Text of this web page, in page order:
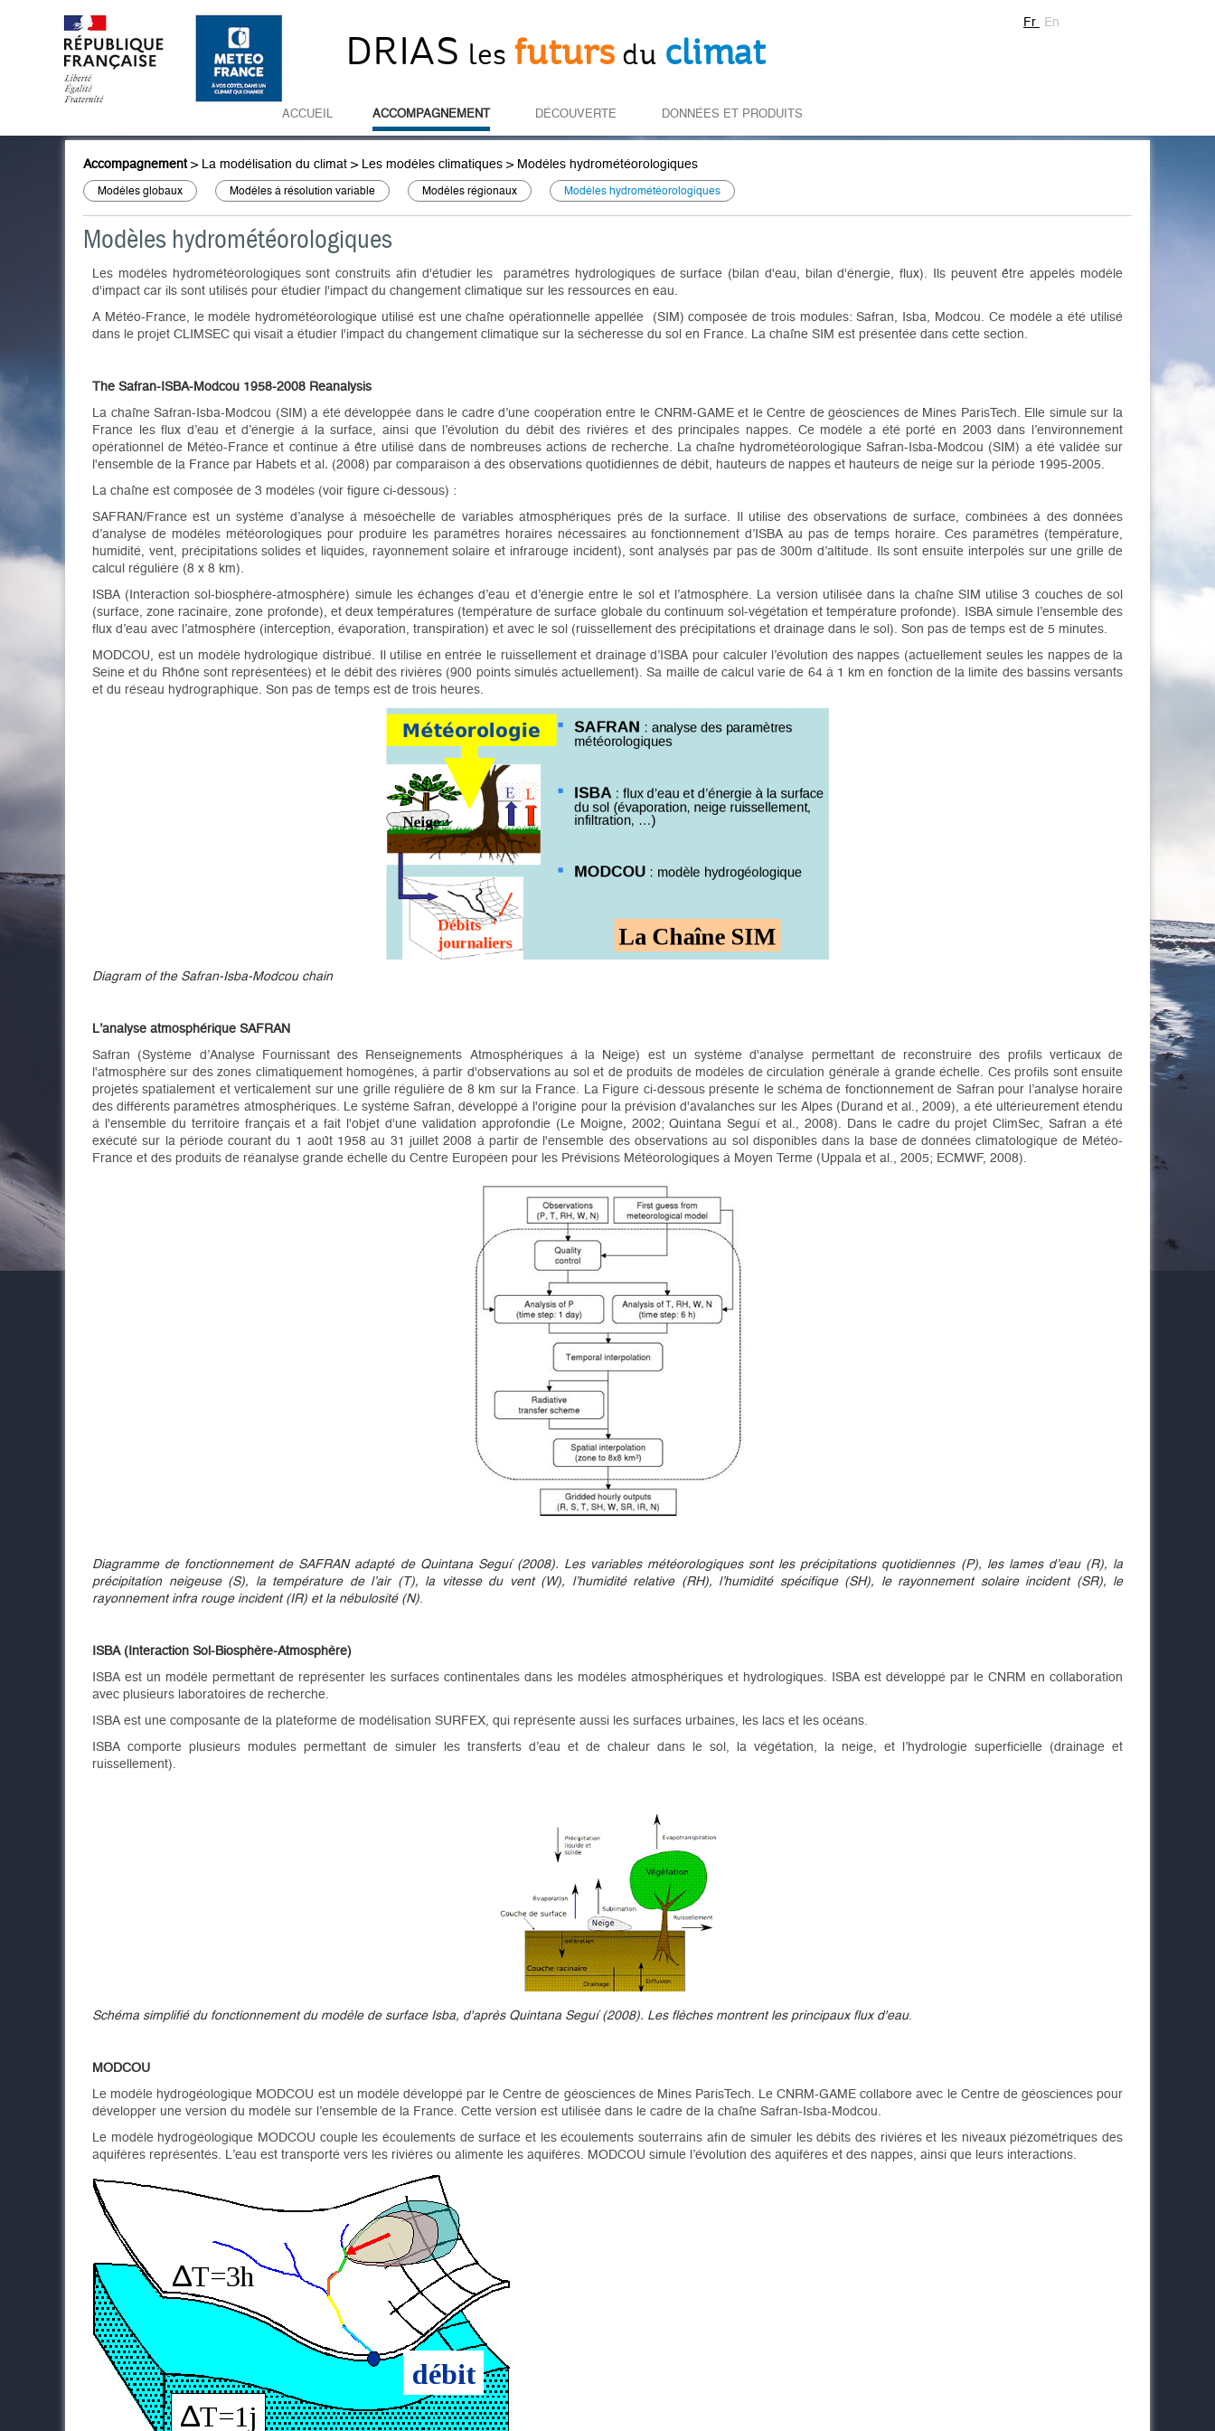
DRIAS les futurs du climat
Fr En
ACCUEIL ACCOMPAGNEMENT DÉCOUVERTE DONNÉES ET PRODUITS
Accompagnement> La modélisation du climat > Les modèles climatiques > Modèles hydrométéorologiques
Modèles globaux Modèles à résolution variable Modèles régionaux Modèles hydrométéorologiques
Modèles hydrométéorologiques
Les modèles hydrométéorologiques sont construits afin d'étudier les paramètres hydrologiques de surface (bilan d'eau, bilan d'énergie, flux). Ils peuvent être appelés modèle
d'impact car ils sont utilisés pour étudier l'impact du changement climatique sur les ressources en eau.
A Météo-France, le modèle hydrométéorologique utilisé est une chaîne opérationnelle appellée (SIM) composée de trois modules: Safran, Isba, Modcou. Ce modèle a été utilisé
dans le projet CLIMSEC qui visait a étudier l'impact du changement climatique sur la sécheresse du sol en France. La chaîne SIM est présentée dans cette section.
The Safran- ISBA-Modcou 1958-2008 Reanalysis
La chaîne Safran-Isba-Modcou (SIM) a été développée dans le cadre d’une coopération entre le CNRM-GAME et le Centre de géosciences de Mines ParisTech. Elle simule sur la
France les flux d’eau et d’énergie à la surface, ainsi que l’évolution du débit des rivières et des principales nappes. Ce modèle a été porté en 2003 dans l’environnement
opérationnel de Météo-France et continue à être utilisé dans de nombreuses actions de recherche. La chaîne hydrométéorologique Safran-Isba-Modcou (SIM) a été validée sur
l'ensemble de la France par Habets et al . (2008) par comparaison à des observations quotidiennes de débit, hauteurs de nappes et hauteurs de neige sur la période 1995-2005.
La chaîne est composée de 3 modèles (voir figure ci-dessous) :
SAFRAN/France est un système d’analyse à mésoéchelle de variables atmosphériques près de la surface. Il utilise des observations de surface, combinées à des données
d’analyse de modèles météorologiques pour produire les paramètres horaires nécessaires au fonctionnement d’ISBA au pas de temps horaire. Ces paramètres (température,
humidité, vent, précipitations solides et liquides, rayonnement solaire et infrarouge incident), sont analysés par pas de 300m d’altitude. Ils sont ensuite interpolés sur une grille de
calcul régulière (8 x 8 km).
ISBA (Interaction sol-biosphère-atmosphère) simule les échanges d’eau et d’énergie entre le sol et l’atmosphère. La version utilisée dans la chaîne SIM utilise 3 couches de sol
(surface, zone racinaire, zone profonde), et deux températures (température de surface globale du continuum sol-végétation et température profonde). ISBA simule l’ensemble des
flux d’eau avec l’atmosphère (interception, évaporation, transpiration) et avec le sol (ruissellement des précipitations et drainage dans le sol). Son pas de temps est de 5 minutes.
MODCOU, est un modèle hydrologique distribué. Il utilise en entrée le ruissellement et drainage d’ISBA pour calculer l’évolution des nappes (actuellement seules les nappes de la
Seine et du Rhône sont représentées) et le débit des rivières (900 points simulés actuellement). Sa maille de calcul varie de 64 à 1 km en fonction de la limite des bassins versants
et du réseau hydrographique. Son pas de temps est de trois heures.
Diagram of the Safran-Isba-Modcou chain
L’analyse atmosphérique SAFRAN
Safran (Système d’Analyse Fournissant des Renseignements Atmosphériques à la Neige) est un système d'analyse permettant de reconstruire des profils verticaux de
l'atmosphère sur des zones climatiquement homogènes, à partir d'observations au sol et de produits de modèles de circulation générale à grande échelle. Ces profils sont ensuite
projetés spatialement et verticalement sur une grille régulière de 8 km sur la France. La Figure ci-dessous présente le schéma de fonctionnement de Safran pour l’analyse horaire
des différents paramètres atmosphériques. Le système Safran, développé à l'origine pour la prévision d'avalanches sur les Alpes (Durand et al., 2009), a été ultérieurement étendu
à l'ensemble du territoire français et a fait l'objet d'une validation approfondie (Le Moigne, 2002; Quintana Seguí et al., 2008). Dans le cadre du projet ClimSec, Safran a été
exécuté sur la période courant du 1 août 1958 au 31 juillet 2008 à partir de l'ensemble des observations au sol disponibles dans la base de données climatologique de Météo-
France et des produits de réanalyse grande échelle du Centre Européen pour les Prévisions Météorologiques à Moyen Terme (Uppala et al., 2005; ECMWF, 2008).
Diagramme de fonctionnement de SAFRAN adapté de Quintana Seguí (2008). Les variables météorologiques sont les précipitations quotidiennes (P), les lames d’eau (R), la
précipitation neigeuse (S), la température de l’air (T), la vitesse du vent (W), l’humidité relative (RH), l’humidité spécifique (SH), le rayonnement solaire incident (SR), le
rayonnement infra rouge incident (IR) et la nébulosité (N).
ISBA (Interaction Sol-Biosphère-Atmosphère)
ISBA est un modèle permettant de représenter les surfaces continentales dans les modèles atmosphériques et hydrologiques. ISBA est développé par le CNRM en collaboration
avec plusieurs laboratoires de recherche.
ISBA est une composante de la plateforme de modélisation SURFEX, qui représente aussi les surfaces urbaines, les lacs et les océans.
ISBA comporte plusieurs modules permettant de simuler les transferts d’eau et de chaleur dans le sol, la végétation, la neige, et l’hydrologie superficielle (drainage et
ruissellement).
Schéma simplifié du fonctionnement du modèle de surface Isba, d'après Quintana Seguí (2008). Les flèches montrent les principaux flux d'eau.
MODCOU
Le modèle hydrogéologique MODCOU est un modèle développé par le Centre de géosciences de Mines ParisTech. Le CNRM-GAME collabore avec le Centre de géosciences pour
développer une version du modèle sur l’ensemble de la France. Cette version est utilisée dans le cadre de la chaîne Safran-Isba-Modcou.
Le modèle hydrogéologique MODCOU couple les écoulements de surface et les écoulements souterrains afin de simuler les débits des rivières et les niveaux piézométriques des
aquifères représentés. L’eau est transporté vers les rivières ou alimente les aquifères. MODCOU simule l’évolution des aquifères et des nappes, ainsi que leurs interactions.